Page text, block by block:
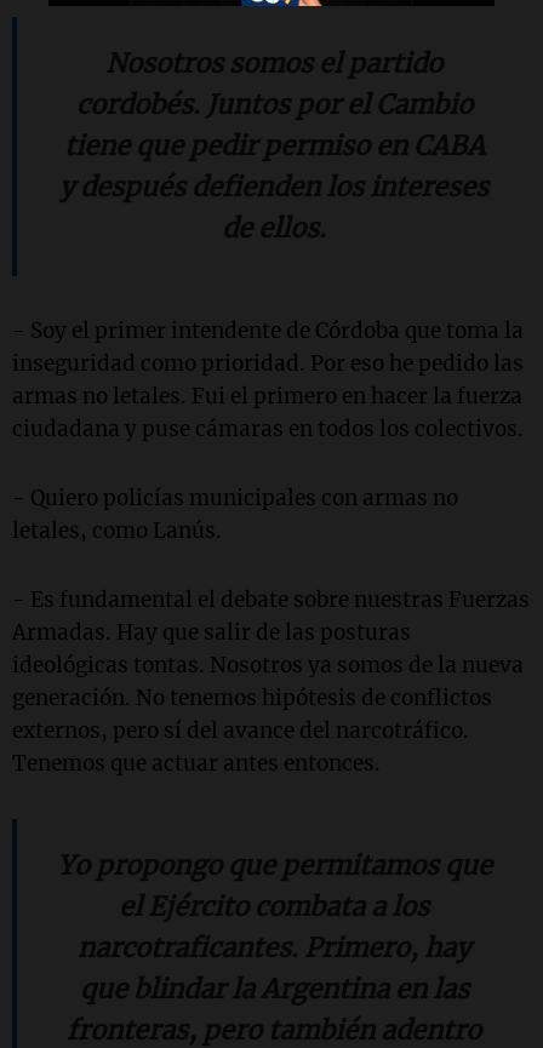
Nosotros somos el partido
cordobés. Juntos por el Cambio
tiene que pedir permiso en CABA
y después defienden los intereses
de ellos.
- Soy el primer intendente de Córdoba que toma la
inseguridad como prioridad. Por eso he pedido las
armas no letales. Fui el primero en hacer la fuerza
ciudadana y puse cámaras en todos los colectivos.
- Quiero policías municipales con armas no
letales, como Lanús.
- Es fundamental el debate sobre nuestras Fuerzas
Armadas. Hay que salir de las posturas
ideológicas tontas. Nosotros ya somos de la nueva
generación. No tenemos hipótesis de conflictos
externos, pero sí del avance del narcotráfico.
Tenemos que actuar antes entonces.
Yo propongo que permitamos que
el Ejército combata a los
narcotraficantes. Primero, hay
que blindar la Argentina en las
fronteras, pero también adentro